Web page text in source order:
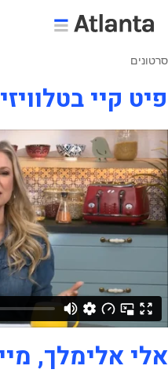
סרטונים
פיט קיי
אלי אלימלך,